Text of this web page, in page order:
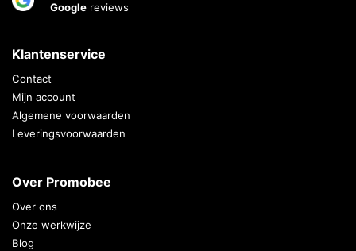
Google reviews
Klantenservice
Contact
Mijn account
Algemene voorwaarden
Leveringsvoorwaarden
Over Promobee
Over ons
Onze werkwijze
Blog